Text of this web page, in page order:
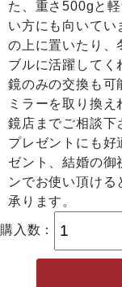
た、重さ500gと
い方にも向いてい
の上に置いたり、
ブルに活躍してく
鏡のみの交換も可
ミラーを取り換
鏡店までご相談下
プレゼントにも好
ゼント、結婚の御
ンでお使い頂ける
承ります。
購入数：